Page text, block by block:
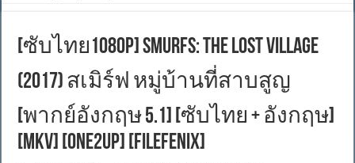
[ซับไทย1080P] Smurfs: The Lost Village
(2017) สเมิร์ฟ หมู่บ้านที่สาบสูญ
[พากย์อังกฤษ 5.1] [ซับไทย + อังกฤษ]
[MKV] [ONE2UP] [Filefenix]